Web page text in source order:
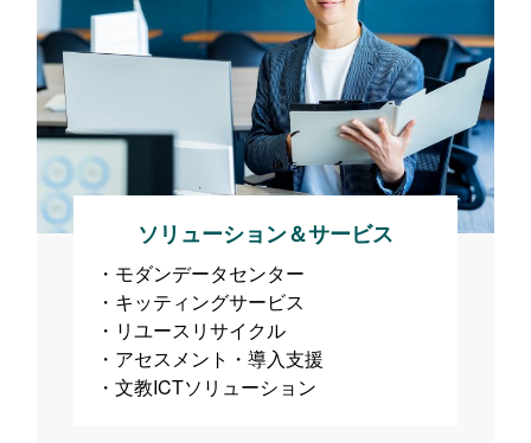
ソリューション＆サービス
モダンデータセンター
キッティングサービス
リユースリサイクル
アセスメント・導入支援
文教ICTソリューション